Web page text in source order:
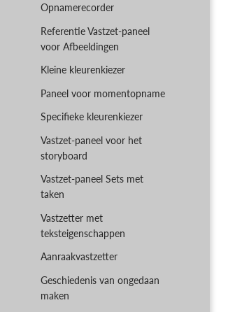
Opnamerecorder
Referentie Vastzet-paneel
voor Afbeeldingen
Kleine kleurenkiezer
Paneel voor momentopname
Specifieke kleurenkiezer
Vastzet-paneel voor het
storyboard
Vastzet-paneel Sets met
taken
Vastzetter met
teksteigenschappen
Aanraakvastzetter
Geschiedenis van ongedaan
maken